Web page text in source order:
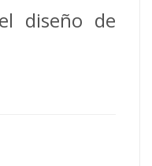
diseño de